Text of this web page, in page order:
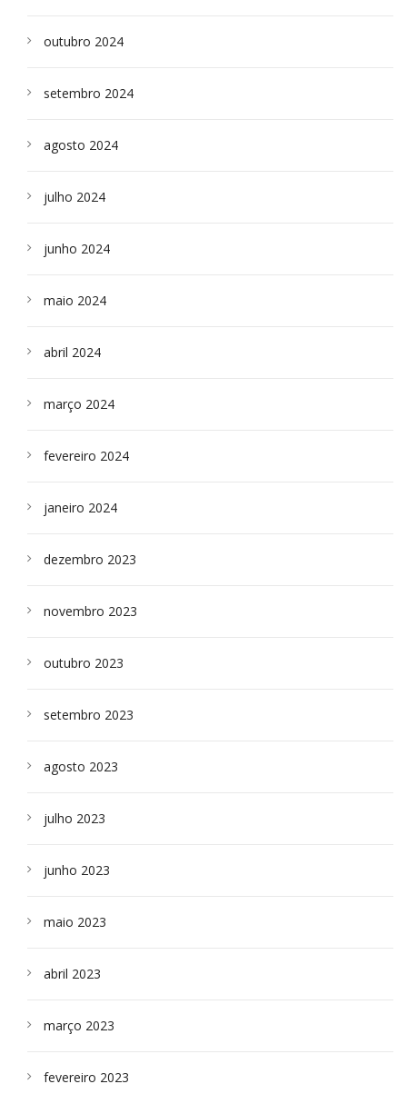
outubro 2024
setembro 2024
agosto 2024
julho 2024
junho 2024
maio 2024
abril 2024
março 2024
fevereiro 2024
janeiro 2024
dezembro 2023
novembro 2023
outubro 2023
setembro 2023
agosto 2023
julho 2023
junho 2023
maio 2023
abril 2023
março 2023
fevereiro 2023